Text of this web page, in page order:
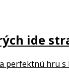
ide
perfektnú hru